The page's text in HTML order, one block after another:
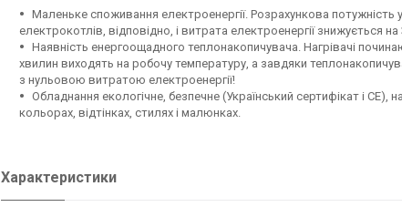
Маленьке споживання електроенергії. Розрахункова
електрокотлів, відповідно, і витрата електроенергії знижується
Наявність енергоощадного теплонакопичувача. Нагрівачі
хвилин виходять на робочу температуру, а завдяки
з нульовою витратою електроенергії!
Обладнання екологічне, безпечне (Український сертифікат і СЕ),
кольорах, відтінках, стилях і малюнках.
Характеристики